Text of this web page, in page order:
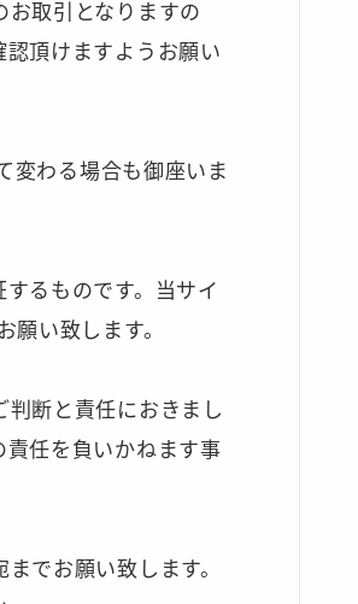
お取引となりますの
頂けますようお願い
変わる場合も御座いま
るものです。当サイ
願い致します。
判断と責任におきまし
任を負いかねます事
でお願い致します。